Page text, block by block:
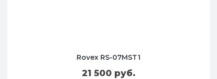
Rovex RS-07MST1
21 500 руб.